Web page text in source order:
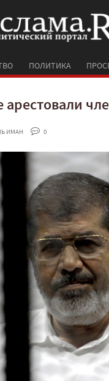
ПОЛИТИКА
арестовали
ИМАН 0